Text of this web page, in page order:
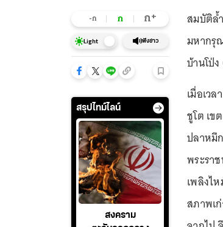
-ก ก ก+
Light ฟังข่าว
สรุปไทม์ไลน์
สงคราม
สมบัติล้
มหากรุ
บ้านโป่
เมื่อเว
ชูโต เข
ปลาหมึ
พระรา
เพลิงไ
สภาพเ